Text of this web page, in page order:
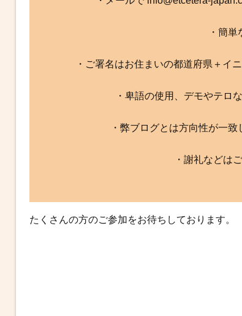
・簡
・ご署名はお住まいの都道府県＋イ
・卑語の使用、デモやテロ
・弊ブログとは方向性が一
・謝礼などは
たくさんの方のご参加をお待ちしております。